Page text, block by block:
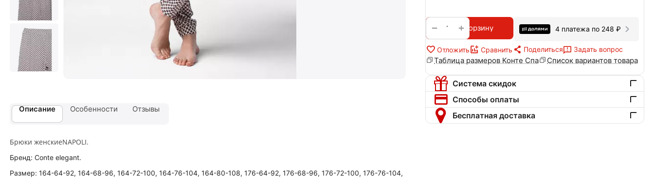
+
− В корзину 4 платежа по 248 ₽
Отложить Сравнить Поделиться Задать вопрос
Таблица размеров Конте Спа Список вариантов товара
Система скидок
Способы оплаты
Бесплатная доставка
Описание Особенности Отзывы
Брюки женскиеNAPOLI.
Бренд: Conte elegant.
Размер: 164-64-92, 164-68-96, 164-72-100, 164-76-104, 164-80-108, 176-64-92, 176-68-96, 176-72-100, 176-76-104,